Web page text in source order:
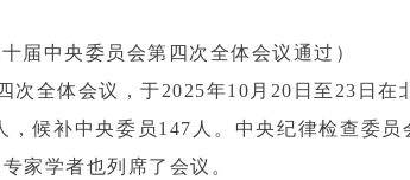
届中央委员会第四次全体会议通过）
全体会议，于2025年10月20日至23日在
，候补中央委员147人。中央纪律检查委
家学者也列席了会议。